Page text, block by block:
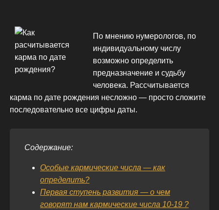
По мнению нумерологов, по
индивидуальному числу
возможно определить
предназначение и судьбу
человека. Рассчитывается
карма по дате рождения несложно — просто сложите
последовательно все цифры даты.
Содержание:
Особые кармические числа — как
определить?
Первая ступень развития — о чем
говорят нам кармические числа 10-19 ?